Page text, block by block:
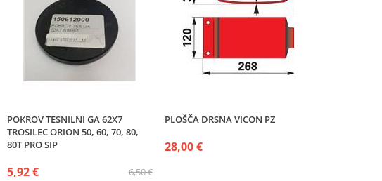
POKROV TESNILNI GA 62X7
TROSILEC ORION 50, 60, 70, 80,
80T PRO SIP
6,50 €
5,92 €
PLOŠČA DRSNA VICON PZ
28,00 €